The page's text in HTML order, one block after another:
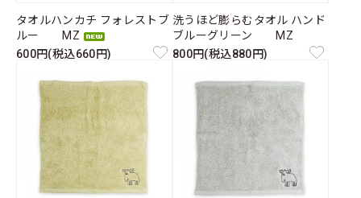
タオルハンカチ フォレストブ
ルー MZ
600円(税込660円)
洗うほど膨らむタオル ハンド
ブルーグリーン MZ
800円(税込880円)